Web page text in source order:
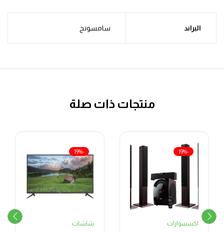
البراند سامسونج
منتجات ذات صلة
-19%
اكسسوارات
-19%
شاشات